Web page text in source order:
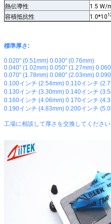
熱伝導性
1.5 W/
容積抵抗性
1.0*10
標準厚さ:
0.020" (0.51mm) 0.030" (0.76mm)
0.040" (1.02mm) 0.050" (1.27mm)
0.070" (1.78mm) 0.080" (2.03mm)
0.100インチ (2.54mm) 0.110インチ
0.130インチ (3.30mm) 0.140インチ
0.160インチ (4.06mm) 0.170インチ
0.190インチ (4.83mm) 0.200インチ
工場に相談して厚さを交換してくださ